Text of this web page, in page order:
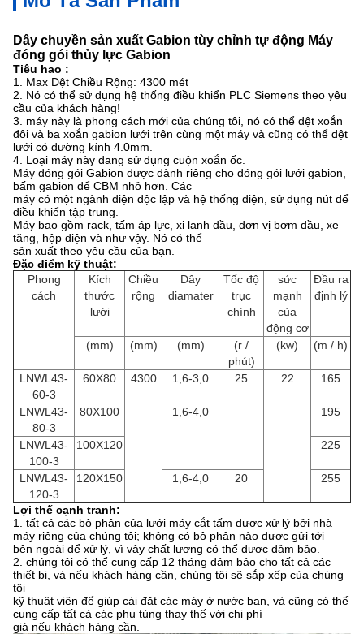
Dây chuyền sản xuất Gabion tùy chỉnh tự động Máy
đóng gói thủy lực Gabion
Tiêu hao :
1. Max Dệt Chiều Rộng: 4300 mét
2. Nó có thể sử dụng hệ thống điều khiển PLC Siemens theo yêu
cầu của khách hàng!
3. máy này là phong cách mới của chúng tôi, nó có thể dệt xoắn
đôi và ba xoắn gabion lưới trên cùng một máy và cũng có thể dệt
lưới có đường kính 4.0mm.
4. Loại máy này đang sử dụng cuộn xoắn ốc.
Máy đóng gói Gabion được dành riêng cho đóng gói lưới gabion,
bấm gabion để CBM nhỏ hơn. Các
máy có một ngành điện độc lập và hệ thống điện, sử dụng nút để
điều khiển tập trung.
Máy bao gồm rack, tấm áp lực, xi lanh dầu, đơn vị bơm dầu, xe
tăng, hộp điện và như vậy. Nó có thể
sản xuất theo yêu cầu của bạn.
Đặc điểm kỹ thuật:
Phong
cách
Kích
thước
lưới
Chiều
rộng
Dây
diamater
Tốc độ
trục
chính
sức
mạnh
của
động cơ
Đầu ra
định lý
(mm) (mm) (mm)
(r /
phút)
(kw) (m / h)
LNWL43-
60-3
60X80 4300 1,6-3,0 25 22 165
LNWL43-
80-3
80X100 1,6-4,0 195
LNWL43-
100-3
100X120 225
LNWL43-
120-3
120X150 1,6-4,0 20 255
Lợi thế cạnh tranh:
1. tất cả các bộ phận của lưới máy cắt tấm được xử lý bởi nhà
máy riêng của chúng tôi; không có bộ phận nào được gửi tới
bên ngoài để xử lý, vì vậy chất lượng có thể được đảm bảo.
2. chúng tôi có thể cung cấp 12 tháng đảm bảo cho tất cả các
thiết bị, và nếu khách hàng cần, chúng tôi sẽ sắp xếp của chúng
tôi
kỹ thuật viên để giúp cài đặt các máy ở nước bạn, và cũng có thể
cung cấp tất cả các phụ tùng thay thế với chi phí
giá nếu khách hàng cần.